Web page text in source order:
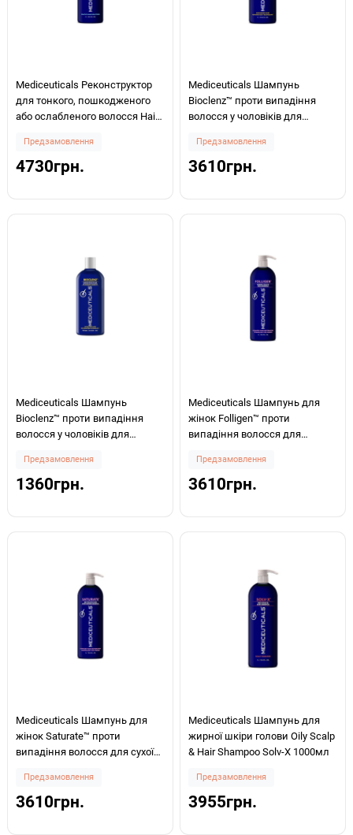
Mediceuticals Реконструктор
для тонкого, пошкодженого
або ослабленого волосся Hair
1000мл
Предзамовлення
4730грн.
Mediceuticals Шампунь
Bioclenz™ проти випадіння
волосся у чоловіків для
голови 1000мл
Предзамовлення
3610грн.
Mediceuticals Шампунь
Bioclenz™ проти випадіння
волосся у чоловіків для
голови 250мл
Предзамовлення
1360грн.
Mediceuticals Шампунь для
жінок Folligen™ проти
випадіння волосся для
голови 1000мл
Предзамовлення
3610грн.
Mediceuticals Шампунь для
жінок Saturate™ проти
випадіння волосся для сухої
Предзамовлення
3610грн.
Mediceuticals Шампунь для
жирної шкіри голови Oily Scalp
& Hair Shampoo Solv-X 1000мл
Предзамовлення
3955грн.